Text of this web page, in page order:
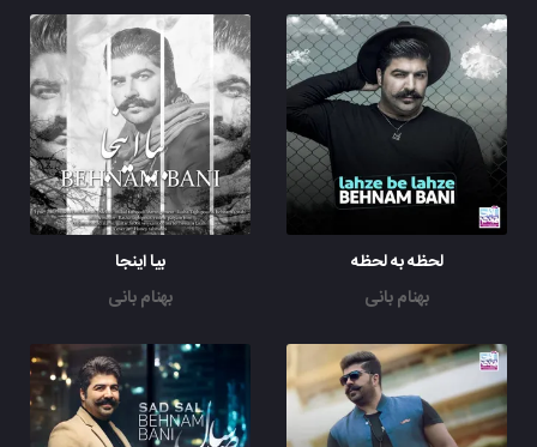
لحظه به لحظه
بهنام بانی
بیا اینجا
بهنام بانی